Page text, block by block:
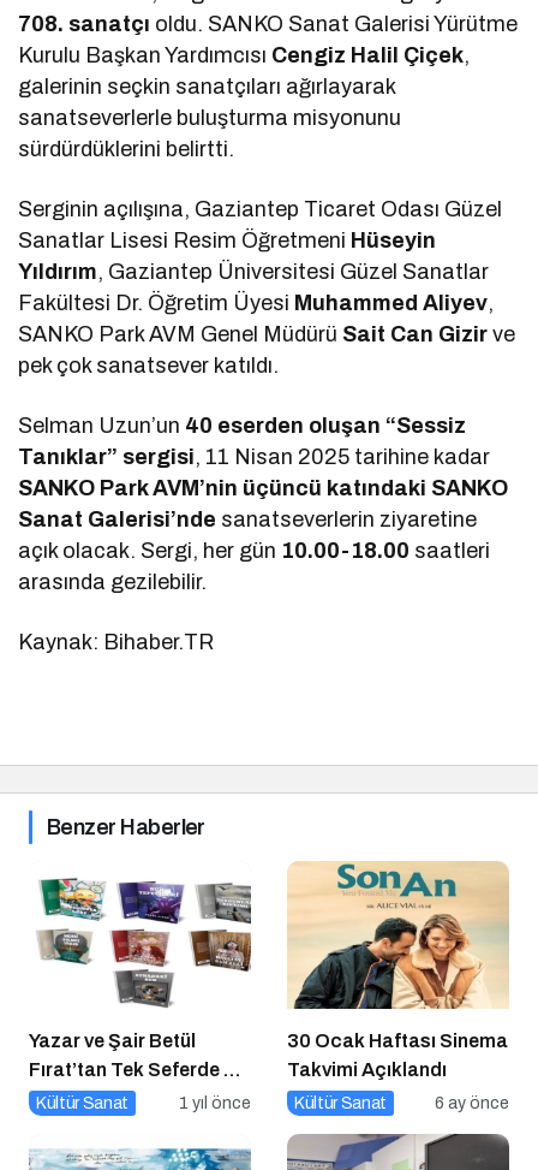
708. sanatçı oldu. SANKO Sanat Galerisi Yürütme
Kurulu Başkan Yardımcısı Cengiz Halil Çiçek,
galerinin seçkin sanatçıları ağırlayarak
sanatseverlerle buluşturma misyonunu
sürdürdüklerini belirtti.
Serginin açılışına, Gaziantep Ticaret Odası Güzel
Sanatlar Lisesi Resim Öğretmeni Hüseyin
Yıldırım, Gaziantep Üniversitesi Güzel Sanatlar
Fakültesi Dr. Öğretim Üyesi Muhammed Aliyev,
SANKO Park AVM Genel Müdürü Sait Can Gizir ve
pek çok sanatsever katıldı.
Selman Uzun’un 40 eserden oluşan “Sessiz
Tanıklar” sergisi, 11 Nisan 2025 tarihine kadar
SANKO Park AVM’nin üçüncü katındaki SANKO
Sanat Galerisi’nde sanatseverlerin ziyaretine
açık olacak. Sergi, her gün 10.00-18.00 saatleri
arasında gezilebilir.
Kaynak: Bihaber.TR
Benzer Haberler
Yazar ve Şair Betül
Fırat’tan Tek Seferde 7
Kitap Müjdesi
Kültür Sanat 1 yıl önce
30 Ocak Haftası Sinema
Takvimi Açıklandı
Kültür Sanat 6 ay önce